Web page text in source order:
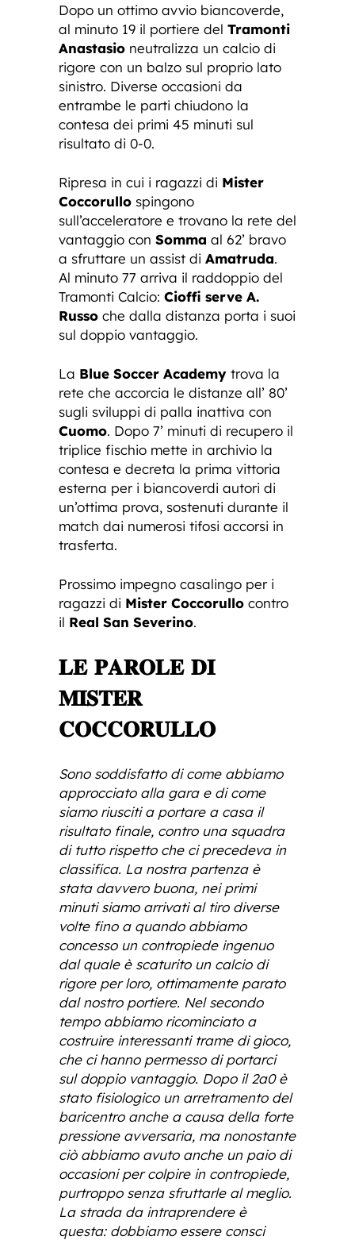
Dopo un ottimo avvio biancoverde,
al minuto 19 il portiere del Tramonti
Anastasio neutralizza un calcio di
rigore con un balzo sul proprio lato
sinistro. Diverse occasioni da
entrambe le parti chiudono la
contesa dei primi 45 minuti sul
risultato di 0-0.
Ripresa in cui i ragazzi di Mister
Coccorullo spingono
sull’acceleratore e trovano la rete del
vantaggio con Somma al 62’ bravo
a sfruttare un assist di Amatruda.
Al minuto 77 arriva il raddoppio del
Tramonti Calcio: Cioffi serve A.
Russo che dalla distanza porta i suoi
sul doppio vantaggio.
La Blue Soccer Academy trova la
rete che accorcia le distanze all’ 80’
sugli sviluppi di palla inattiva con
Cuomo. Dopo 7’ minuti di recupero il
triplice fischio mette in archivio la
contesa e decreta la prima vittoria
esterna per i biancoverdi autori di
un’ottima prova, sostenuti durante il
match dai numerosi tifosi accorsi in
trasferta.
Prossimo impegno casalingo per i
ragazzi di Mister Coccorullo contro
il Real San Severino.
𝐋𝐄 𝐏𝐀𝐑𝐎𝐋𝐄 𝐃𝐈
𝐌𝐈𝐒𝐓𝐄𝐑
𝐂𝐎𝐂𝐂𝐎𝐑𝐔𝐋𝐋𝐎
Sono soddisfatto di come abbiamo
approcciato alla gara e di come
siamo riusciti a portare a casa il
risultato finale, contro una squadra
di tutto rispetto che ci precedeva in
classifica. La nostra partenza è
stata davvero buona, nei primi
minuti siamo arrivati al tiro diverse
volte fino a quando abbiamo
concesso un contropiede ingenuo
dal quale è scaturito un calcio di
rigore per loro, ottimamente parato
dal nostro portiere. Nel secondo
tempo abbiamo ricominciato a
costruire interessanti trame di gioco,
che ci hanno permesso di portarci
sul doppio vantaggio. Dopo il 2a0 è
stato fisiologico un arretramento del
baricentro anche a causa della forte
pressione avversaria, ma nonostante
ciò abbiamo avuto anche un paio di
occasioni per colpire in contropiede,
purtroppo senza sfruttarle al meglio.
La strada da intraprendere è
questa: dobbiamo essere consci